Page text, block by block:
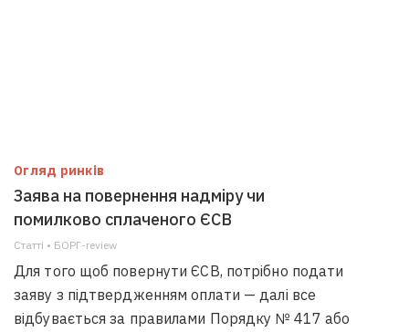
Огляд ринків
Заява на повернення надміру чи
помилково сплаченого ЄСВ
Статті • БОРГ-review
Для того щоб повернути ЄСВ, потрібно подати
заяву з підтвердженням оплати — далі все
відбувається за правилами Порядку № 417 або